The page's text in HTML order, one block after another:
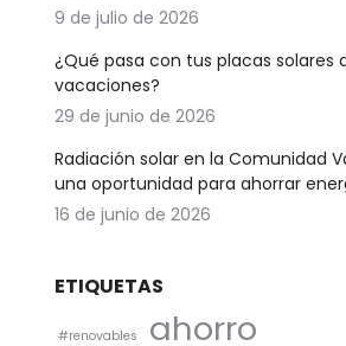
9 de julio de 2026
¿Qué pasa con tus placas solares
vacaciones?
29 de junio de 2026
Radiación solar en la Comunidad
una oportunidad para ahorrar
16 de junio de 2026
ETIQUETAS
#renovables ahorro